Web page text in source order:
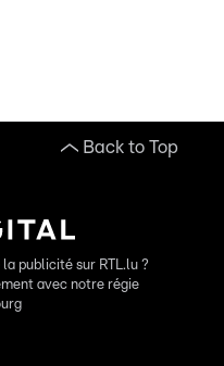
Back to Top
publicité sur RTL.lu ?
avec notre régie